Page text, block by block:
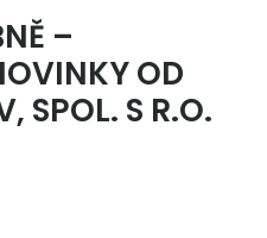
–
OD
SPOL. S R.O.